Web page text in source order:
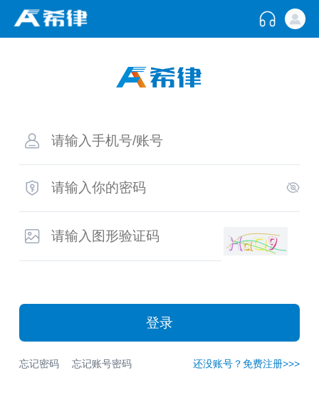
登录
忘记密码 忘记账号密码 还没账号？免费注册>>>